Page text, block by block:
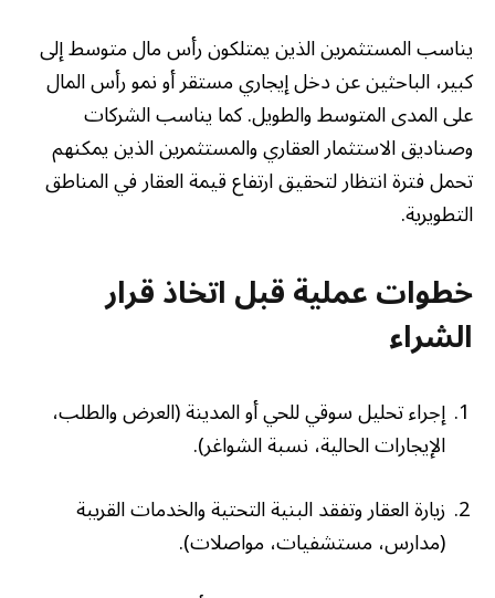
يناسب المستثمرين الذين يمتلكون رأس مال متوسط إلى
كبير، الباحثين عن دخل إيجاري مستقر أو نمو رأس المال
على المدى المتوسط والطويل. كما يناسب الشركات
وصناديق الاستثمار العقاري والمستثمرين الذين يمكنهم
تحمل فترة انتظار لتحقيق ارتفاع قيمة العقار في المناطق
التطويرية.
خطوات عملية قبل اتخاذ قرار
الشراء
إجراء تحليل سوقي للحي أو المدينة (العرض والطلب،
الإيجارات الحالية، نسبة الشواغر).
زيارة العقار وتفقد البنية التحتية والخدمات القريبة
(مدارس، مستشفيات، مواصلات).